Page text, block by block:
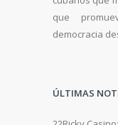
que
democracia
ÚLTIMAS